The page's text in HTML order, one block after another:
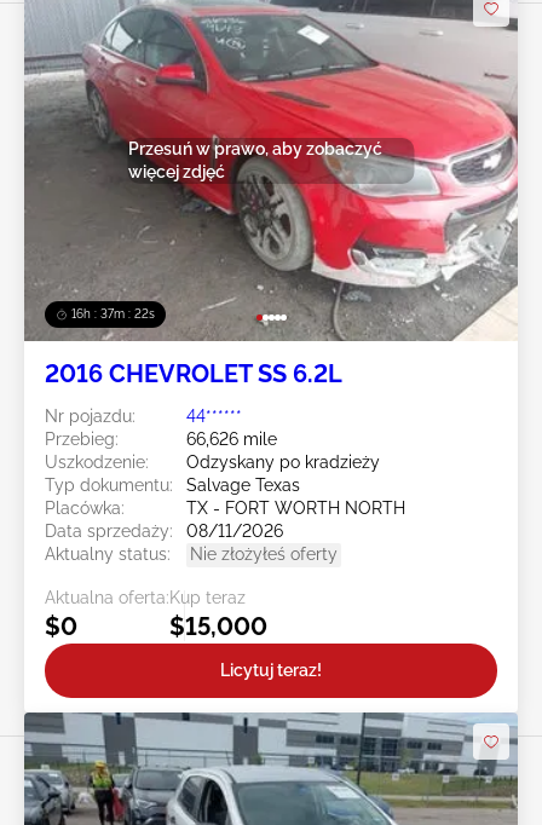
16h : 37m : 19s
Przesuń w prawo, aby zobaczyć
więcej zdjęć
2016 CHEVROLET SS 6.2L
Nr pojazdu:
44******
Przebieg:
66,626 mile
Uszkodzenie:
Odzyskany po kradzieży
Typ dokumentu:
Salvage Texas
Placówka:
TX - FORT WORTH NORTH
Data sprzedaży:
08/11/2026
Aktualny status:
Nie złożyłeś oferty
Aktualna oferta:
$0
Kup teraz
$15,000
Licytuj teraz!